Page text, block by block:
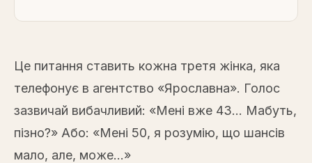
Це питання ставить кожна третя жінка, яка
телефонує в агентство «Ярославна». Голос
зазвичай вибачливий: «Мені вже 43... Мабуть,
пізно?» Або: «Мені 50, я розумію, що шансів
мало, але, може...»